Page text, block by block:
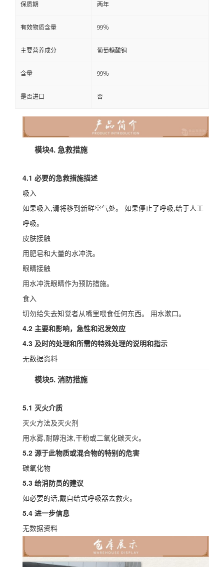
保质期 两年
有效物质含量 99％
主要营养成分 葡萄糖酸铜
含量 99％
是否进口 否
模块4. 急救措施
4.1 必要的急救措施描述
吸入
如果吸入,请将移到新鲜空气处。 如果停止了呼吸,给于人工
呼吸。
皮肤接触
用肥皂和大量的水冲洗。
眼睛接触
用水冲洗眼睛作为预防措施。
食入
切勿给失去知觉者从嘴里喂食任何东西。 用水漱口。
4.2 主要和影响，急性和迟发效应
4.3 及时的处理和所需的特殊处理的说明和指示
无数据资料
模块5. 消防措施
5.1 灭火介质
灭火方法及灭火剂
用水雾,耐醇泡沫,干粉或二氧化碳灭火。
5.2 源于此物质或混合物的特别的危害
碳氧化物
5.3 给消防员的建议
如必要的话,戴自给式呼吸器去救火。
5.4 进一步信息
无数据资料